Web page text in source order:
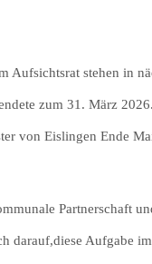
Aufsichtsrat stehen in
zum 31. März
von Eislingen Ende
Partnerschaft
darauf,diese Aufgabe